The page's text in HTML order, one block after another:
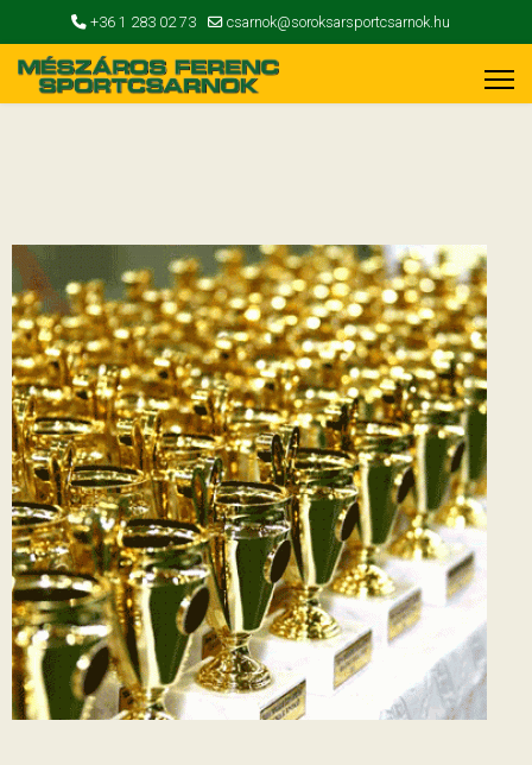
+36 1 283 02 73 csarnok@soroksarsportcsarnok.hu